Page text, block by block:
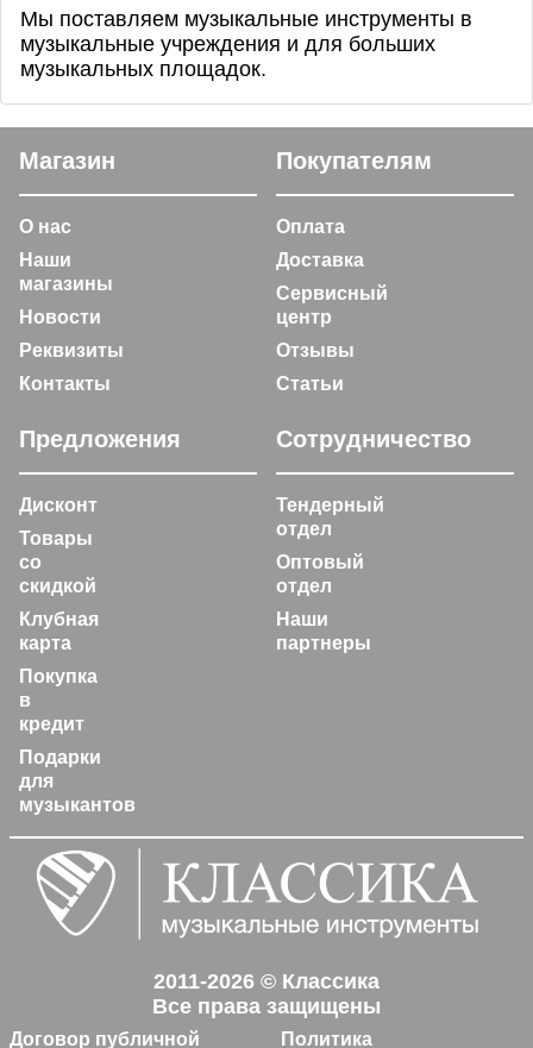
Мы поставляем музыкальные инструменты в
музыкальные учреждения и для больших
музыкальных площадок.
Магазин
О нас
Наши
магазины
Новости
Реквизиты
Контакты
Покупателям
Оплата
Доставка
Сервисный
центр
Отзывы
Статьи
Предложения
Дисконт
Товары
со
скидкой
Клубная
карта
Покупка
в
кредит
Подарки
для
музыкантов
Сотрудничество
Тендерный
отдел
Оптовый
отдел
Наши
партнеры
2011-2026 © Классика
Все права защищены
Договор публичной Политика